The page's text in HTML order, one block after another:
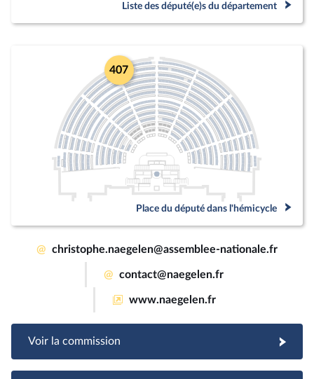
Liste des député(e)s du département
407
Place du député dans l'hémicycle
@ christophe.naegelen@assemblee-nationale.fr
@ contact@naegelen.fr
www.naegelen.fr
Voir la commission